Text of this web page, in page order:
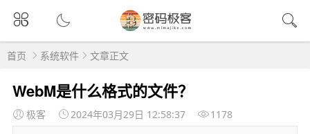
首页 系统软件 文章正文
WebM是什么格式的文件？
极客 2024年03月29日 12:58:37 1178